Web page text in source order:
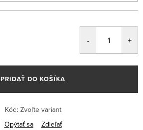
PRIDAŤ DO KOŠÍKA
Kód: Zvoľte variant
Opýtať sa
Zdieľať